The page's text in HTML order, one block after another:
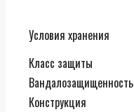
Условия хранения
Класс защиты
Вандалозащищенность
Конструкция